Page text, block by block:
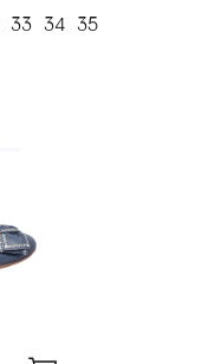
33 34 35